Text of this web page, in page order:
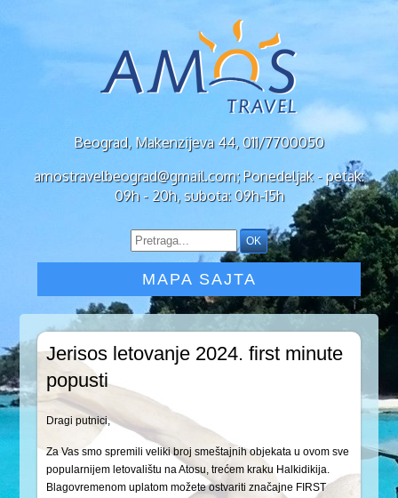
Beograd, Makenzijeva 44, 011/7700050
amostravelbeograd@gmail.com; Ponedeljak - petak:
09h - 20h, subota: 09h-15h
MAPA SAJTA
Jerisos letovanje 2024. first minute
popusti
Dragi putnici,
Za Vas smo spremili veliki broj smeštajnih objekata u ovom sve
popularnijem letovalištu na Atosu, trećem kraku Halkidikija.
Blagovremenom uplatom možete ostvariti značajne FIRST